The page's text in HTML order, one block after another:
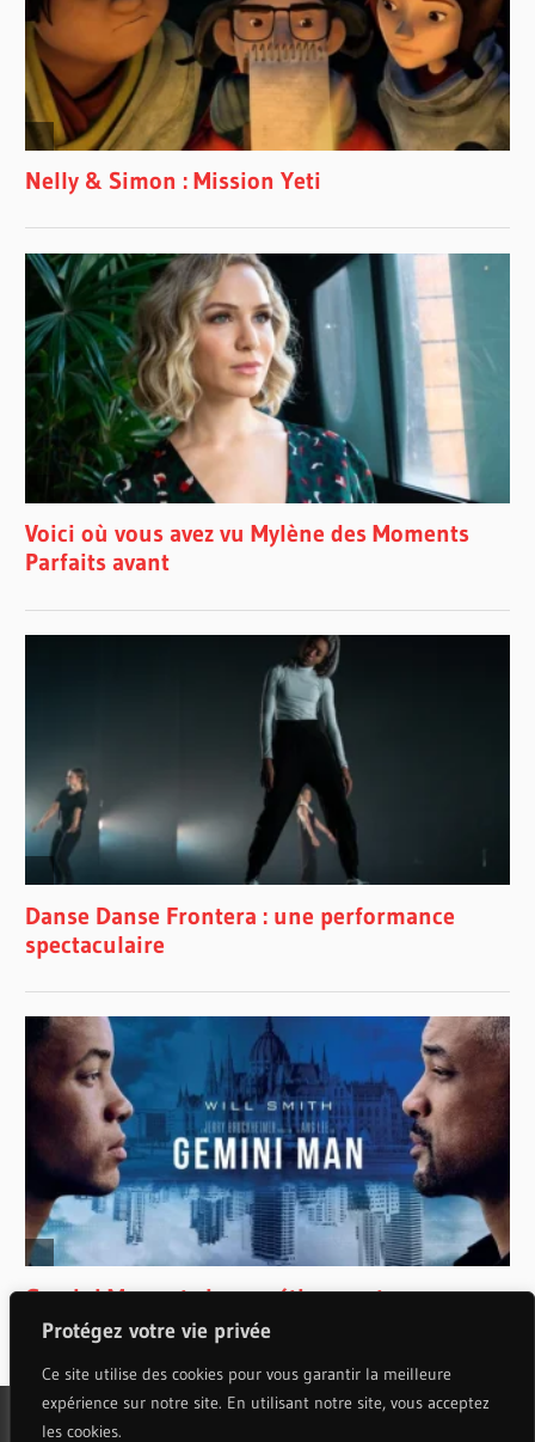
Protégez votre vie privée
Ce site utilise des cookies pour vous garantir la meilleure
expérience sur notre site. En utilisant notre site, vous acceptez
les cookies.